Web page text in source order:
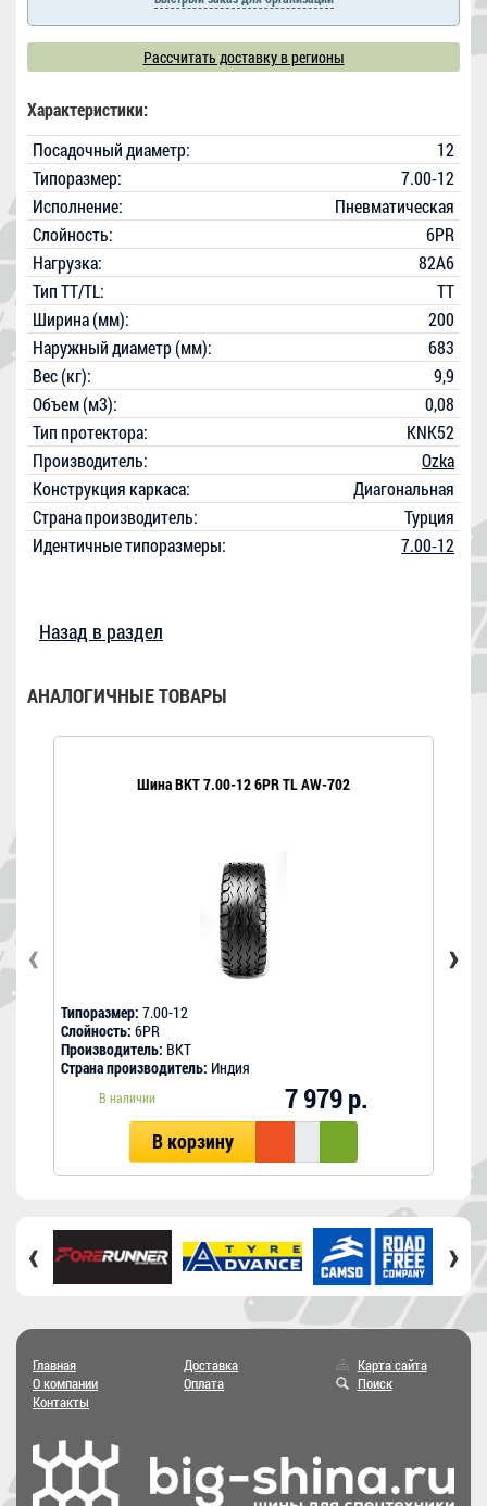
Рассчитать доставку в регионы
Характеристики:
Посадочный диаметр:
12
Типоразмер:
7.00-12
Исполнение:
Пневматическая
Слойность:
6PR
Нагрузка:
82A6
Тип TT/TL:
TT
Ширина (мм):
200
Наружный диаметр (мм):
683
Вес (кг):
9,9
Объем (м3):
0,08
Тип протектора:
KNK52
Производитель:
Ozka
Конструкция каркаса:
Диагональная
Страна производитель:
Турция
Идентичные типоразмеры:
7.00-12
Назад в раздел
АНАЛОГИЧНЫЕ ТОВАРЫ
Шина BKT 7.00-12 6PR TL AW-702
Типоразмер: 7.00-12
Слойность: 6PR
Производитель: BKT
Страна производитель: Индия
В наличии 7 979 р.
В корзину
‹ ›
‹ ›
Главная
О компании
Контакты
Доставка
Оплата
Карта сайта
Поиск